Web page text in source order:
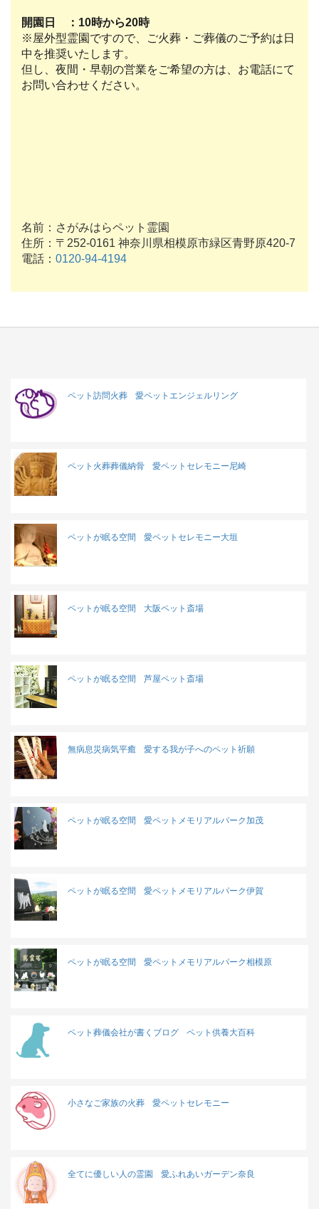
開園日 ：10時から20時
※屋外型霊園ですので、ご火葬・ご葬儀のご予約は日
中を推奨いたします。
但し、夜間・早朝の営業をご希望の方は、お電話にて
お問い合わせください。
名前：さがみはらペット霊園
住所：〒252-0161 神奈川県相模原市緑区青野原420-7
電話： 0120-94-4194
ペット訪問火葬 愛ペットエンジェルリング
ペット火葬葬儀納骨 愛ペットセレモニー尼崎
ペットが眠る空間 愛ペットセレモニー大垣
ペットが眠る空間 大阪ペット斎場
ペットが眠る空間 芦屋ペット斎場
無病息災病気平癒 愛する我が子へのペット祈願
ペットが眠る空間 愛ペットメモリアルパーク加茂
ペットが眠る空間 愛ペットメモリアルパーク伊賀
ペットが眠る空間 愛ペットメモリアルパーク相模原
ペット葬儀会社が書くブログ ペット供養大百科
小さなご家族の火葬 愛ペットセレモニー
全てに優しい人の霊園 愛ふれあいガーデン奈良